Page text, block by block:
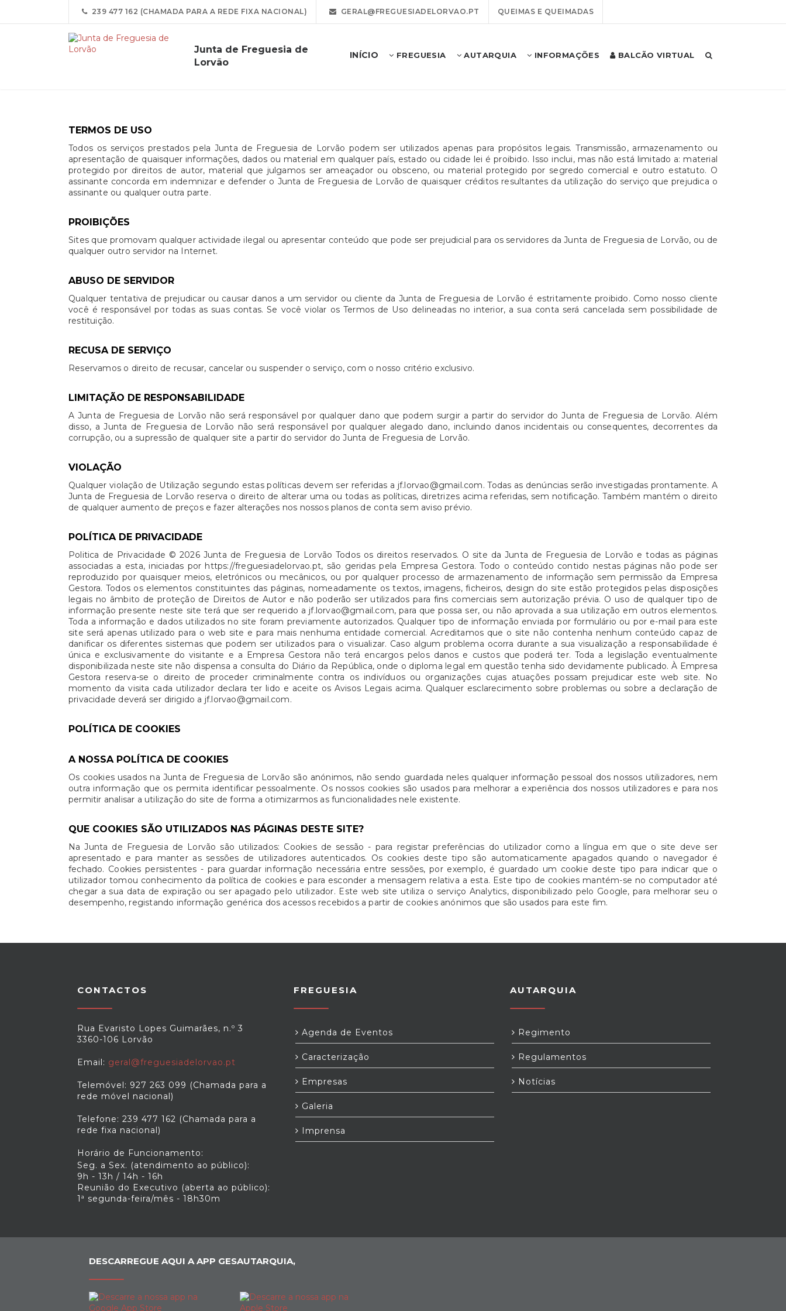
239 477 162 (CHAMADA PARA A REDE FIXA NACIONAL) GERAL@FREGUESIADELORVAO.PT QUEIMAS E QUEIMADAS
Junta de Freguesia de
Lorvão
INÍCIO FREGUESIA AUTARQUIA INFORMAÇÕES BALCÃO VIRTUAL
TERMOS DE USO
Todos os serviços prestados pela Junta de Freguesia de Lorvão podem ser utilizados apenas para propósitos legais. Transmissão, armazenamento ou
apresentação de quaisquer informações, dados ou material em qualquer país, estado ou cidade lei é proibido. Isso inclui, mas não está limitado a: material
protegido por direitos de autor, material que julgamos ser ameaçador ou obsceno, ou material protegido por segredo comercial e outro estatuto. O
assinante concorda em indemnizar e defender o Junta de Freguesia de Lorvão de quaisquer créditos resultantes da utilização do serviço que prejudica o
assinante ou qualquer outra parte.
PROIBIÇÕES
Sites que promovam qualquer actividade ilegal ou apresentar conteúdo que pode ser prejudicial para os servidores da Junta de Freguesia de Lorvão, ou de
qualquer outro servidor na Internet.
ABUSO DE SERVIDOR
Qualquer tentativa de prejudicar ou causar danos a um servidor ou cliente da Junta de Freguesia de Lorvão é estritamente proibido. Como nosso cliente
você é responsável por todas as suas contas. Se você violar os Termos de Uso delineadas no interior, a sua conta será cancelada sem possibilidade de
restituição.
RECUSA DE SERVIÇO
Reservamos o direito de recusar, cancelar ou suspender o serviço, com o nosso critério exclusivo.
LIMITAÇÃO DE RESPONSABILIDADE
A Junta de Freguesia de Lorvão não será responsável por qualquer dano que podem surgir a partir do servidor do Junta de Freguesia de Lorvão. Além
disso, a Junta de Freguesia de Lorvão não será responsável por qualquer alegado dano, incluindo danos incidentais ou consequentes, decorrentes da
corrupção, ou a supressão de qualquer site a partir do servidor do Junta de Freguesia de Lorvão.
VIOLAÇÃO
Qualquer violação de Utilização segundo estas políticas devem ser referidas a jf.lorvao@gmail.com. Todas as denúncias serão investigadas prontamente. A
Junta de Freguesia de Lorvão reserva o direito de alterar uma ou todas as políticas, diretrizes acima referidas, sem notificação. Também mantém o direito
de qualquer aumento de preços e fazer alterações nos nossos planos de conta sem aviso prévio.
POLÍTICA DE PRIVACIDADE
Politica de Privacidade © 2026 Junta de Freguesia de Lorvão Todos os direitos reservados. O site da Junta de Freguesia de Lorvão e todas as páginas
associadas a esta, iniciadas por https://freguesiadelorvao.pt, são geridas pela Empresa Gestora. Todo o conteúdo contido nestas páginas não pode ser
reproduzido por quaisquer meios, eletrónicos ou mecânicos, ou por qualquer processo de armazenamento de informação sem permissão da Empresa
Gestora. Todos os elementos constituintes das páginas, nomeadamente os textos, imagens, ficheiros, design do site estão protegidos pelas disposições
legais no âmbito de proteção de Direitos de Autor e não poderão ser utilizados para fins comerciais sem autorização prévia. O uso de qualquer tipo de
informação presente neste site terá que ser requerido a jf.lorvao@gmail.com, para que possa ser, ou não aprovada a sua utilização em outros elementos.
Toda a informação e dados utilizados no site foram previamente autorizados. Qualquer tipo de informação enviada por formulário ou por e-mail para este
site será apenas utilizado para o web site e para mais nenhuma entidade comercial. Acreditamos que o site não contenha nenhum conteúdo capaz de
danificar os diferentes sistemas que podem ser utilizados para o visualizar. Caso algum problema ocorra durante a sua visualização a responsabilidade é
única e exclusivamente do visitante e a Empresa Gestora não terá encargos pelos danos e custos que poderá ter. Toda a legislação eventualmente
disponibilizada neste site não dispensa a consulta do Diário da República, onde o diploma legal em questão tenha sido devidamente publicado. À Empresa
Gestora reserva-se o direito de proceder criminalmente contra os indivíduos ou organizações cujas atuações possam prejudicar este web site. No
momento da visita cada utilizador declara ter lido e aceite os Avisos Legais acima. Qualquer esclarecimento sobre problemas ou sobre a declaração de
privacidade deverá ser dirigido a jf.lorvao@gmail.com.
POLÍTICA DE COOKIES
A NOSSA POLÍTICA DE COOKIES
Os cookies usados na Junta de Freguesia de Lorvão são anónimos, não sendo guardada neles qualquer informação pessoal dos nossos utilizadores, nem
outra informação que os permita identificar pessoalmente. Os nossos cookies são usados para melhorar a experiência dos nossos utilizadores e para nos
permitir analisar a utilização do site de forma a otimizarmos as funcionalidades nele existente.
QUE COOKIES SÃO UTILIZADOS NAS PÁGINAS DESTE SITE?
Na Junta de Freguesia de Lorvão são utilizados: Cookies de sessão - para registar preferências do utilizador como a língua em que o site deve ser
apresentado e para manter as sessões de utilizadores autenticados. Os cookies deste tipo são automaticamente apagados quando o navegador é
fechado. Cookies persistentes - para guardar informação necessária entre sessões, por exemplo, é guardado um cookie deste tipo para indicar que o
utilizador tomou conhecimento da política de cookies e para esconder a mensagem relativa a esta. Este tipo de cookies mantém-se no computador até
chegar a sua data de expiração ou ser apagado pelo utilizador. Este web site utiliza o serviço Analytics, disponibilizado pelo Google, para melhorar seu o
desempenho, registando informação genérica dos acessos recebidos a partir de cookies anónimos que são usados para este fim.
CONTACTOS
Rua Evaristo Lopes Guimarães, n.º 3
3360-106 Lorvão
Email: geral@freguesiadelorvao.pt
Telemóvel: 927 263 099 (Chamada para a
rede móvel nacional)
Telefone: 239 477 162 (Chamada para a
rede fixa nacional)
Horário de Funcionamento:
Seg. a Sex. (atendimento ao público):
9h - 13h / 14h - 16h
Reunião do Executivo (aberta ao público):
1ª segunda-feira/mês - 18h30m
FREGUESIA
Agenda de Eventos
Caracterização
Empresas
Galeria
Imprensa
AUTARQUIA
Regimento
Regulamentos
Notícias
DESCARREGUE AQUI A APP GESAUTARQUIA,